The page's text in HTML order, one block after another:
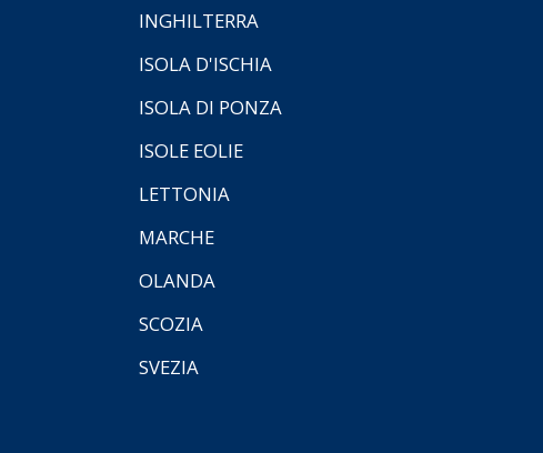
INGHILTERRA
ISOLA D'ISCHIA
ISOLA DI PONZA
ISOLE EOLIE
LETTONIA
MARCHE
OLANDA
SCOZIA
SVEZIA